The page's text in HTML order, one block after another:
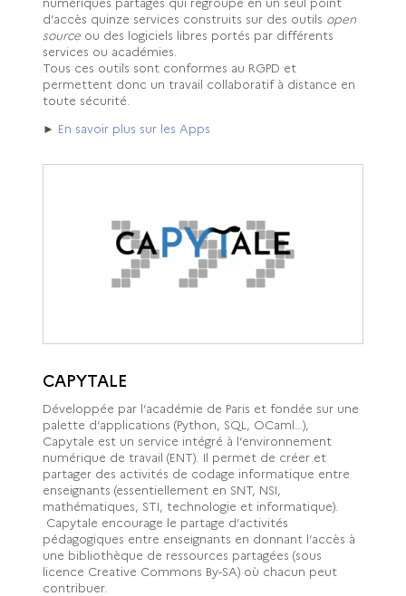
d’accès quinze services construits sur des outils open
source ou des logiciels libres portés par différents
services ou académies.
Tous ces outils sont conformes au RGPD et
permettent donc un travail collaboratif à distance en
toute sécurité.
► En savoir plus sur les Apps
CAPYTALE
Développée par l’académie de Paris et fondée sur une
palette d’applications (Python, SQL, OCaml…),
Capytale est un service intégré à l’environnement
numérique de travail (ENT). Il permet de créer et
partager des activités de codage informatique entre
enseignants (essentiellement en SNT, NSI,
mathématiques, STI, technologie et informatique).
Capytale encourage le partage d’activités
pédagogiques entre enseignants en donnant l’accès à
une bibliothèque de ressources partagées (sous
licence Creative Commons By-SA) où chacun peut
contribuer.